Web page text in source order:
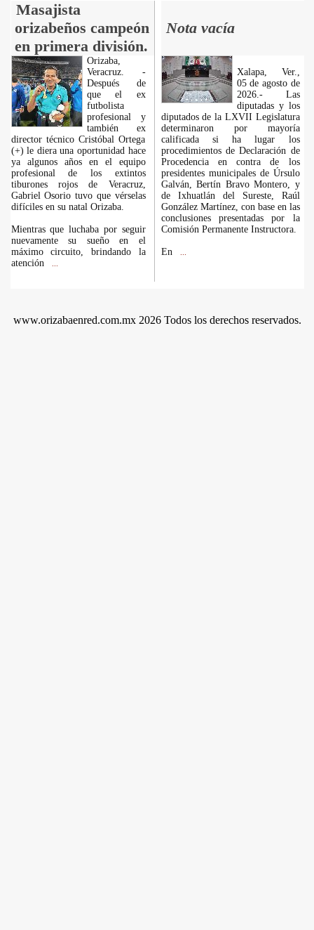
Masajista
orizabeños campeón
en primera división.
Nota vacía
Orizaba,
Veracruz. -
Después de
que el ex
futbolista
profesional y
también ex
director técnico Cristóbal Ortega
(+) le diera una oportunidad hace
ya algunos años en el equipo
profesional de los extintos
tiburones rojos de Veracruz,
Gabriel Osorio tuvo que vérselas
difíciles en su natal Orizaba.
Mientras que luchaba por seguir
nuevamente su sueño en el
máximo circuito, brindando la
atención
Xalapa, Ver.,
05 de agosto de
2026.- Las
diputadas y los
diputados de la LXVII Legislatura
determinaron por mayoría
calificada si ha lugar los
procedimientos de Declaración de
Procedencia en contra de los
presidentes municipales de Úrsulo
Galván, Bertín Bravo Montero, y
de Ixhuatlán del Sureste, Raúl
González Martínez, con base en las
conclusiones presentadas por la
Comisión Permanente Instructora.
En
www.orizabaenred.com.mx 2026 Todos los derechos reservados.